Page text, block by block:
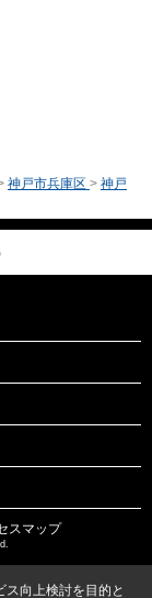
神戸市兵庫区 > 神戸
スマップ
向上検討を目的と